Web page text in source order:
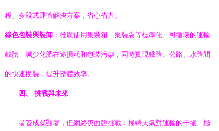
程、多段式運輸解決方案，省心省力。
綠色包裝與裝卸 ：推廣使用集裝箱、集裝袋等標準化、可循環的運輸
載體，減少化肥在途損耗和包裝污染，同時實現鐵路、公路、水路間
的快速換裝，提升整體效率。
四、 挑戰與未來
盡管成就顯著，但網絡仍面臨挑戰：極端天氣對運輸的干擾、極